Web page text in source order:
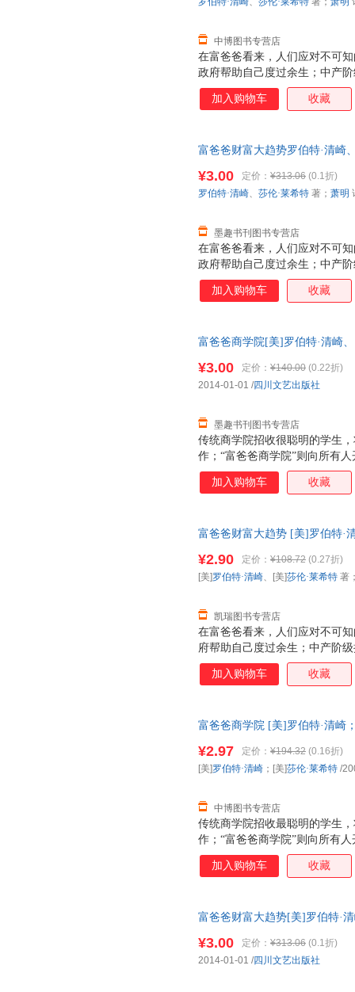
在富爸爸看来，人们应对不可
政府帮助自己度过余生；中产
划等，甚至把未来的财务保障
金流的资产，让钱为自己工作
明辨优劣资产，巧妙防范金融
务状况，还是想保护自己的财
富大趋势（财商教育版）》中
中博图书专营店
加入购物车 收藏
富爸爸财富大趋势罗伯特·清崎
在富爸爸看来，人们应对不可
政府帮助自己度过余生；中产
划等，甚至把未来的财务保障
金流的资产，让钱为自己工作
明辨优劣资产，巧妙防范金融
务状况，还是想保护自己的财
富大趋势（财商教育版）》中
¥3.00 定价： ¥313.06 (0.1折)
墨趣书刊图书专营店
罗伯特·清崎、 莎伦·莱希特 著； 萧明
加入购物车 收藏
富爸爸商学院[美]罗伯特·清崎
传统商学院招收很聪明的学生
作；“富爸爸商学院”则向所有
让钱为你工作，从此走上财务
中，清崎讲述了富爸爸的11种
你将学会商业实战所必需的领
¥3.00 定价： ¥140.00 (0.22折)
墨趣书刊图书专营店
2014-01-01 /四川文艺出版社
加入购物车 收藏
富爸爸财富大趋势 [美]罗伯特·
在富爸爸看来，人们应对不可
府帮助自己度过余生；中产阶
等，甚至把未来的财务保障押
流的资产，让钱为自己工作，
防范金融风险，从容应对市场
己的财产，甚至是提高投资层
深省的启示和高效实用的建议
¥2.90 定价： ¥108.72 (0.27折)
凯瑞图书专营店
[美]罗伯特·清崎、[美]莎伦·莱希特 著
加入购物车 收藏
富爸爸商学院 [美]罗伯特·清崎
传统商学院招收最聪明的学生
作；“富爸爸商学院”则向所有
让钱为你工作，从此走上财务
核心价值观．提供了一种更理
导技巧、沟通技巧、资金管理
¥2.97 定价： ¥194.32 (0.16折)
中博图书专营店
[美]罗伯特·清崎 ；[美]莎伦·莱希特 /
加入购物车 收藏
富爸爸财富大趋势[美]罗伯特·
票！
¥3.00 定价： ¥313.06 (0.1折)
2014-01-01 /四川文艺出版社